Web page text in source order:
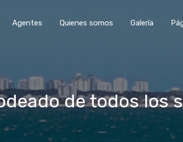
Agentes Quienes somos Galería
de todos los